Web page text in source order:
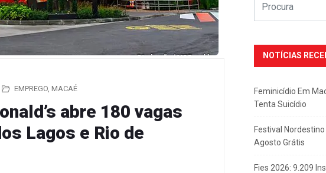
EMPREGO MACAÉ
abre 180 vagas
Lagos e Rio de
NOTÍCIAS
Feminicídio Em
Tenta Suicídio
Festival
Agosto Grátis
Fies 2026: 9.209